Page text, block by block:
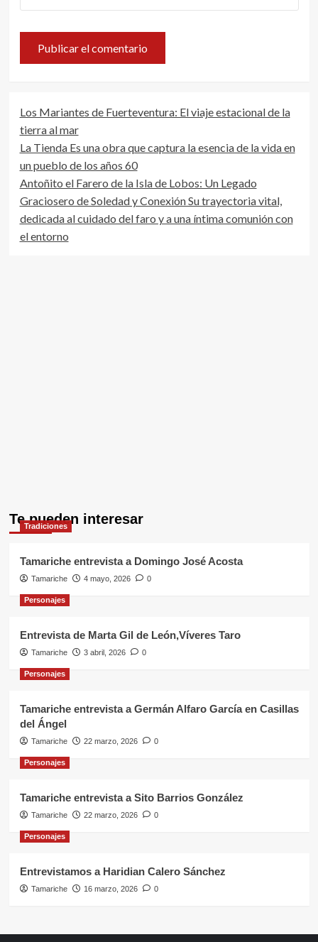
Los Mariantes de Fuerteventura: El viaje estacional de la
tierra al mar
La Tienda Es una obra que captura la esencia de la vida en
un pueblo de los años 60
Antoñito el Farero de la Isla de Lobos: Un Legado
Graciosero de Soledad y Conexión Su trayectoria vital,
dedicada al cuidado del faro y a una íntima comunión con
el entorno
Te pueden interesar
Tradiciones
Tamariche entrevista a Domingo José Acosta
Tamariche 4 mayo, 2026 0
Personajes
Entrevista de Marta Gil de León,Víveres Taro
Tamariche 3 abril, 2026 0
Personajes
Tamariche entrevista a Germán Alfaro García en Casillas
del Ángel
Tamariche 22 marzo, 2026 0
Personajes
Tamariche entrevista a Sito Barrios González
Tamariche 22 marzo, 2026 0
Personajes
Entrevistamos a Haridian Calero Sánchez
Tamariche 16 marzo, 2026 0